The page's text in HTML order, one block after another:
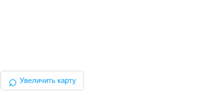
⌕ Увеличить карту